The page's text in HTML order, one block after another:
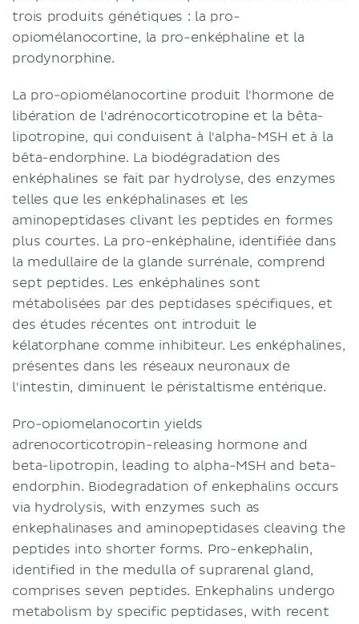
trois produits génétiques : la pro-
opiomélanocortine, la pro-enképhaline et la
prodynorphine.
La pro-opiomélanocortine produit l'hormone de
libération de l'adrénocorticotropine et la bêta-
lipotropine, qui conduisent à l'alpha-MSH et à la
bêta-endorphine. La biodégradation des
enképhalines se fait par hydrolyse, des enzymes
telles que les enképhalinases et les
aminopeptidases clivant les peptides en formes
plus courtes. La pro-enképhaline, identifiée dans
la medullaire de la glande surrénale, comprend
sept peptides. Les enképhalines sont
métabolisées par des peptidases spécifiques, et
des études récentes ont introduit le
kélatorphane comme inhibiteur. Les enképhalines,
présentes dans les réseaux neuronaux de
l'intestin, diminuent le péristaltisme entérique.
Pro-opiomelanocortin yields
adrenocorticotropin-releasing hormone and
beta-lipotropin, leading to alpha-MSH and beta-
endorphin. Biodegradation of enkephalins occurs
via hydrolysis, with enzymes such as
enkephalinases and aminopeptidases cleaving the
peptides into shorter forms. Pro-enkephalin,
identified in the medulla of suprarenal gland,
comprises seven peptides. Enkephalins undergo
metabolism by specific peptidases, with recent